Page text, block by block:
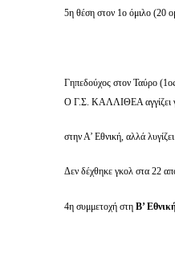
5η θέση στον 1ο όμιλο (20
Γηπεδούχος στον Ταύρο
Ο Γ.Σ. ΚΑΛΛΙΘΕΑ αγγίζει
στην Α’ Εθνική, αλλά
Δεν δέχθηκε γκολ στα 22
4η συμμετοχή στη Β’